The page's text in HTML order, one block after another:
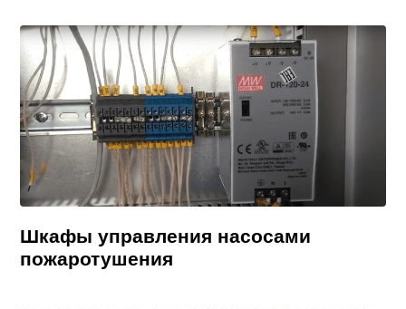
Шкафы управления насосами
пожаротушения